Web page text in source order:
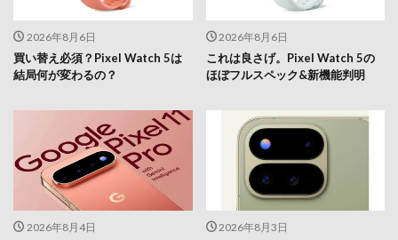
2026年8月6日
買い替え必須？Pixel Watch 5は
結局何が変わるの？
2026年8月6日
これは良さげ。Pixel Watch 5の
ほぼフルスペック&新機能判明
2026年8月4日 2026年8月3日